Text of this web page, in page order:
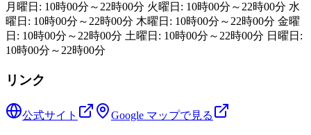
月曜日: 10時00分～22時00分 火曜日: 10時00分～22時00分 水
曜日: 10時00分～22時00分 木曜日: 10時00分～22時00分 金曜
日: 10時00分～22時00分 土曜日: 10時00分～22時00分 日曜日:
10時00分～22時00分
リンク
公式サイト Google マップで見る